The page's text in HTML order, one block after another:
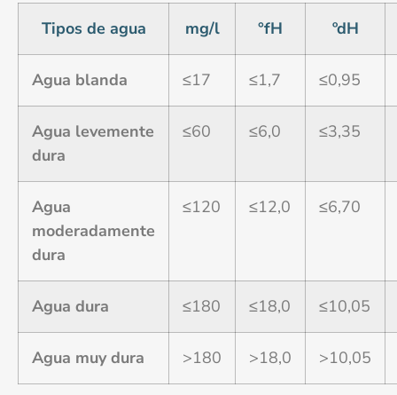
Tipos de agua mg/l °fH ºdH
Agua blanda ≤17 ≤1,7 ≤0,95
Agua levemente
dura
≤60 ≤6,0 ≤3,35
Agua
moderadamente
dura
≤120 ≤12,0 ≤6,70
Agua dura ≤180 ≤18,0 ≤10,05
Agua muy dura >180 >18,0 >10,05